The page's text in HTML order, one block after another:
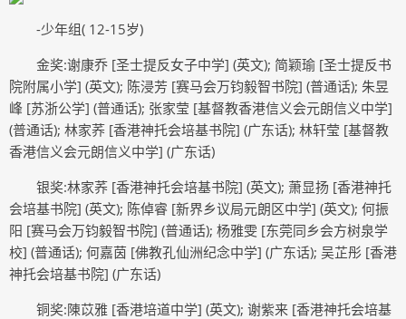
-少年组( 12-15岁)
金奖:谢康乔 [圣士提反女子中学] (英文); 简颖瑜 [圣士提反书
院附属小学] (英文); 陈浸芳 [赛马会万钧毅智书院] (普通话); 朱昱
峰 [苏浙公学] (普通话); 张家莹 [基督教香港信义会元朗信义中学]
(普通话); 林家荞 [香港神托会培基书院] (广东话); 林轩莹 [基督教
香港信义会元朗信义中学] (广东话)
银奖:林家荞 [香港神托会培基书院] (英文); 萧显扬 [香港神托
会培基书院] (英文); 陈倬睿 [新界乡议局元朗区中学] (英文); 何振
阳 [赛马会万钧毅智书院] (普通话); 杨雅雯 [东莞同乡会方树泉学
校] (普通话); 何嘉茵 [佛教孔仙洲纪念中学] (广东话); 吴芷彤 [香港
神托会培基书院] (广东话)
铜奖:陳苡雅 [香港培道中学] (英文); 谢紫来 [香港神托会培基